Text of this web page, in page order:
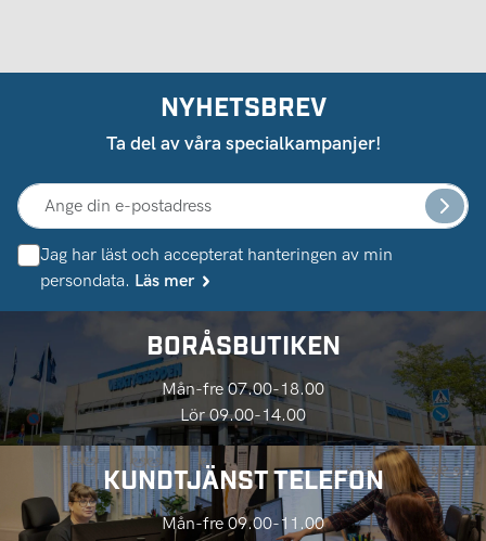
NYHETSBREV
Ta del av våra specialkampanjer!
Jag har läst och accepterat hanteringen av min
persondata. Läs mer
BORÅSBUTIKEN
Mån-fre 07.00-18.00
Lör 09.00-14.00
KUNDTJÄNST TELEFON
Mån-fre 09.00-11.00